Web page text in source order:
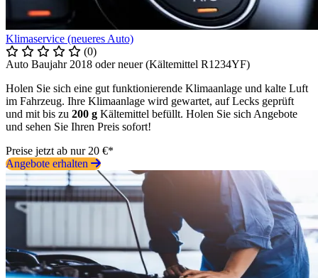
Klimaservice (neueres Auto)
(0)
Auto Baujahr 2018 oder neuer (Kältemittel R1234YF)
Holen Sie sich eine gut funktionierende Klimaanlage und kalte Luft
im Fahrzeug. Ihre Klimaanlage wird gewartet, auf Lecks geprüft
und mit bis zu 200 g Kältemittel befüllt. Holen Sie sich Angebote
und sehen Sie Ihren Preis sofort!
Preise jetzt ab nur 20 €*
Angebote erhalten